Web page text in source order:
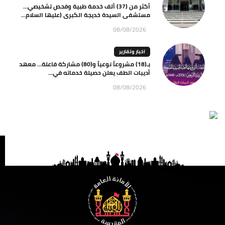
أكثر من (37) ألف خدمة طبية وفحص تشخيصي…
مستشفى السيدة خديجة الكبرى (عليها السلام...
08/08/2026
اخبار وتقارير
بـ(18) مشروعاً نوعياً و(80) مشاركة فاعلة… معهد
أديبات الطف يعلن حصيلة خدماته في...
08/08/2026